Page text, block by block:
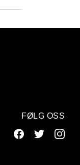
FØLG OSS